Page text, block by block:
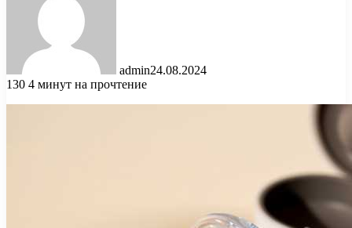
admin24.08.2024
130 4 минут на прочтение